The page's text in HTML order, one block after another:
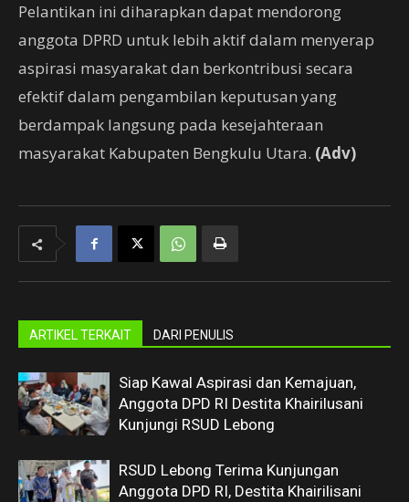
Pelantikan ini diharapkan dapat mendorong
anggota DPRD untuk lebih aktif dalam menyerap
aspirasi masyarakat dan berkontribusi secara
efektif dalam pengambilan keputusan yang
berdampak langsung pada kesejahteraan
masyarakat Kabupaten Bengkulu Utara. (Adv)
ARTIKEL TERKAIT DARI PENULIS
Siap Kawal Aspirasi dan Kemajuan,
Anggota DPD RI Destita Khairilusani
Kunjungi RSUD Lebong
RSUD Lebong Terima Kunjungan
Anggota DPD RI, Destita Khairilisani